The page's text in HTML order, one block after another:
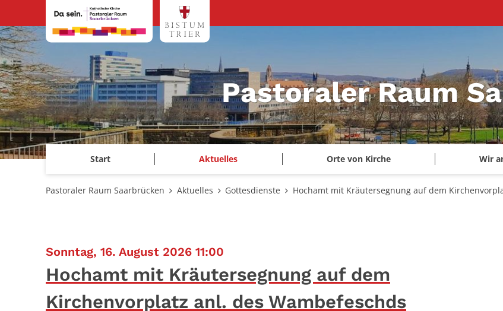
Zum Inhalt springen
Pastoraler Raum
Start Aktuelles Orte von Kirche Wir
Pastoraler Raum Saarbrücken Aktuelles Gottesdienste Hochamt mit Kräutersegnung auf dem
Sonntag, 16. August 2026 11:00
Hochamt mit Kräutersegnung auf dem
Kirchenvorplatz anl. des Wambefeschds